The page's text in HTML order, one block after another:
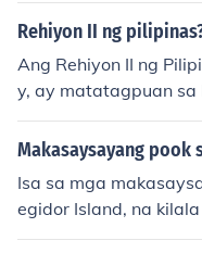
Rehiyon II ng
Ang Rehiyon II ng
y, ay matatagpuan sa
w nito ang mga
Vizcaya, at Quirino.
at mais, at mayaman
d dito, ang Cagayan
agagandang tanawin
Makasaysayang pook
Isa sa mga
egidor Island, na
Ikalawang Digmaang